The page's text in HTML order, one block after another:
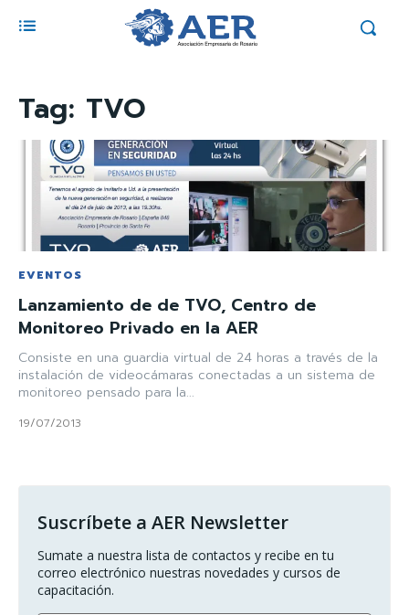
Tag: TVO
EVENTOS
Lanzamiento de de TVO, Centro de
Monitoreo Privado en la AER
Consiste en una guardia virtual de 24 horas a través de la
instalación de videocámaras conectadas a un sistema de
monitoreo pensado para la...
19/07/2013
Suscríbete a AER Newsletter
Sumate a nuestra lista de contactos y recibe en tu
correo electrónico nuestras novedades y cursos de
capacitación.